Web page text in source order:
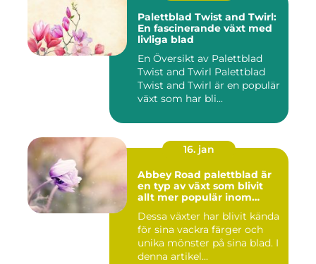
Palettblad Twist and Twirl:
En fascinerande växt med
livliga blad
En Översikt av Palettblad
Twist and Twirl Palettblad
Twist and Twirl är en populär
växt som har bli...
16. jan
Abbey Road palettblad är
en typ av växt som blivit
allt mer populär inom
Dessa växter har blivit kända
för sina vackra färger och
unika mönster på sina blad. I
denna artikel...